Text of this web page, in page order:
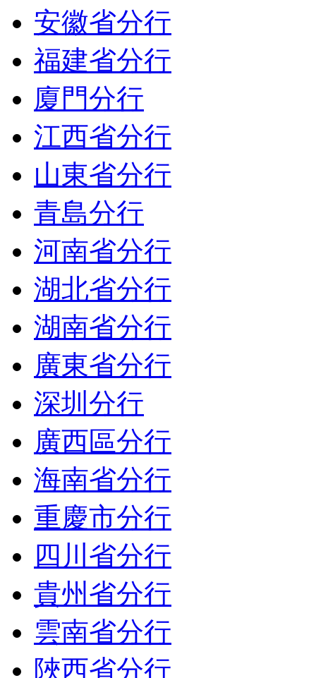
安徽省分行
福建省分行
廈門分行
江西省分行
山東省分行
青島分行
河南省分行
湖北省分行
湖南省分行
廣東省分行
深圳分行
廣西區分行
海南省分行
重慶市分行
四川省分行
貴州省分行
雲南省分行
陜西省分行